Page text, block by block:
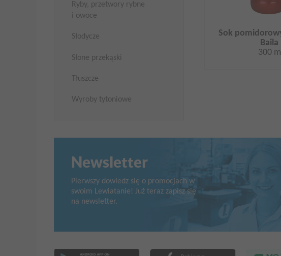
Ryby, przetwory rybne
i owoce
Słodycze
Słone przekąski
Tłuszcze
Wyroby tytoniowe
Sok
Baila
300
Newsletter
Pierwszy dowiedz się o promocjach w
swoim Lewiatanie! Już teraz zapisz się
na newsletter.